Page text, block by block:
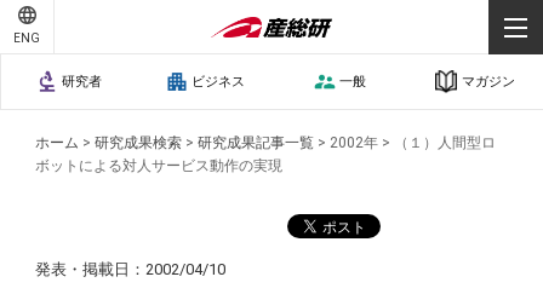
ENG
研究者 ビジネス 一般 マガジン
ホーム >研究成果検索 >研究成果記事一覧 > 2002年 >
（１）人間型ロ
ボットによる対人サービス動作の実現
発表・掲載日：2002/04/10